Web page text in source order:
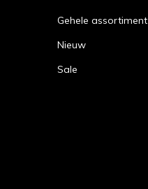
Gehele assortiment
Nieuw
Sale